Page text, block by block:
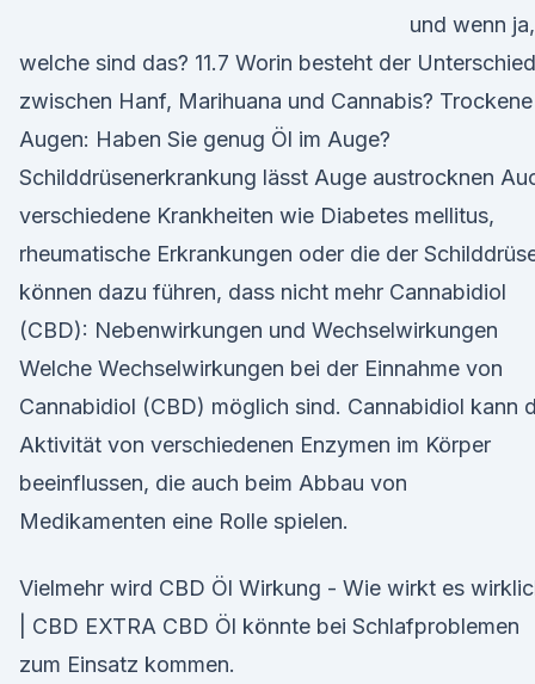
und wenn ja,
welche sind das? 11.7 Worin besteht der Unterschied
zwischen Hanf, Marihuana und Cannabis? Trockene
Augen: Haben Sie genug Öl im Auge?
Schilddrüsenerkrankung lässt Auge austrocknen
verschiedene Krankheiten wie Diabetes mellitus,
rheumatische Erkrankungen oder die der
können dazu führen, dass nicht mehr Cannabidiol
(CBD): Nebenwirkungen und Wechselwirkungen
Welche Wechselwirkungen bei der Einnahme von
Cannabidiol (CBD) möglich sind. Cannabidiol kann
Aktivität von verschiedenen Enzymen im Körper
beeinflussen, die auch beim Abbau von
Medikamenten eine Rolle spielen.
Vielmehr wird CBD Öl Wirkung - Wie wirkt es
| CBD EXTRA CBD Öl könnte bei Schlafproblemen
zum Einsatz kommen.